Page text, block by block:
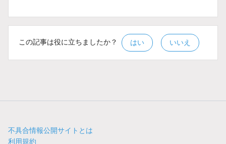
この記事は役に立ちましたか？ はい いいえ
不具合情報公開サイトとは
利用規約